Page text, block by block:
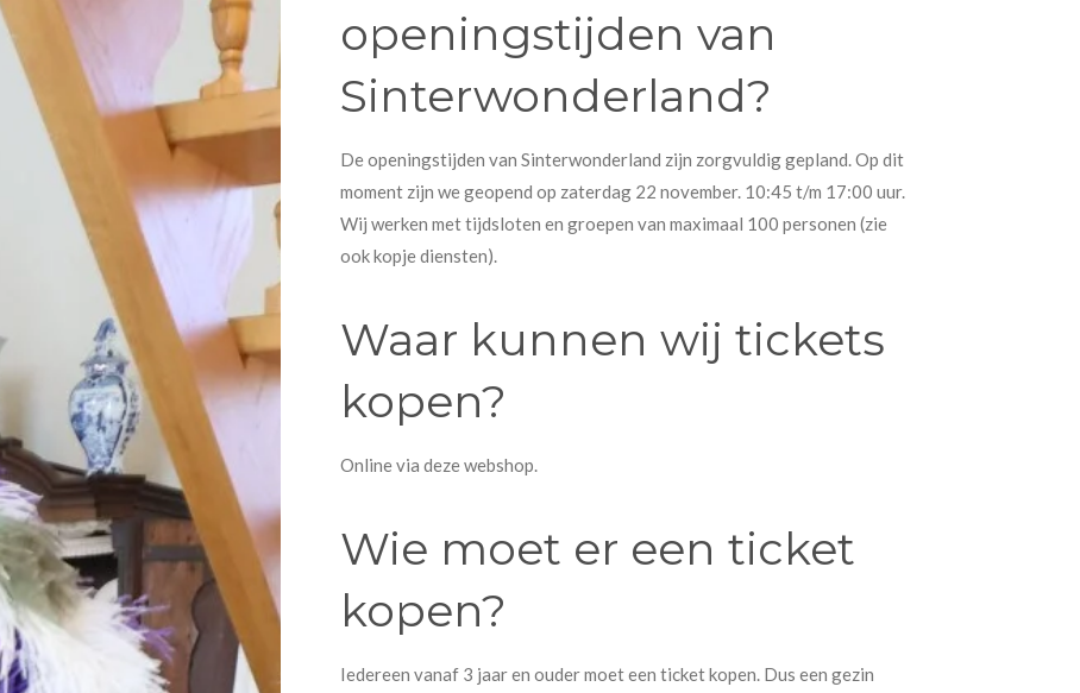
openingstijden van
Sinterwonderland?
De openingstijden van Sinterwonderland zijn zorgvuldig gepland. Op dit
moment zijn we geopend op zaterdag 22 november. 10:45 t/m 17:00 uur.
Wij werken met tijdsloten en groepen van maximaal 100 personen (zie
ook kopje diensten).
Waar kunnen wij tickets
kopen?
Online via deze webshop.
Wie moet er een ticket
kopen?
Iedereen vanaf 3 jaar en ouder moet een ticket kopen. Dus een gezin